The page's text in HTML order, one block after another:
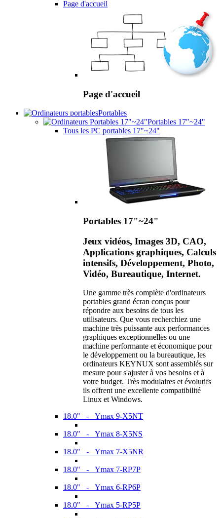
Page d'accueil
Page d'accueil
Portables
Portables 17"~24"
Tous les PC portables 17"~24"
Portables 17"~24"
Jeux vidéos, Images 3D, CAO,
Applications graphiques, Calculs
intensifs, Développement, Photo,
Vidéo, Bureautique, Internet.
Une gamme très complète d'ordinateurs
portables grand écran conçus pour
répondre aux besoins de tous les
utilisateurs. Que vous recherchiez une
machine très puissante aux performances
graphiques exceptionnelles ou une
machine performante et économique pour
le développement ou la bureautique, les
ordinateurs KEYNUX sont assemblés sur
mesure pour s'ajuster à vos besoins et à
votre budget. Très modulaires et évolutifs
ils offrent une excellente compatibilité
Linux et Windows.
18.0" - Ymax 9-X5NT
18.0" - Ymax 8-X5NS
18.0" - Ymax 7-X5NR
18.0" - Ymax 7-RP7P
18.0" - Ymax 6-RP6P
18.0" - Ymax 5-RP5P